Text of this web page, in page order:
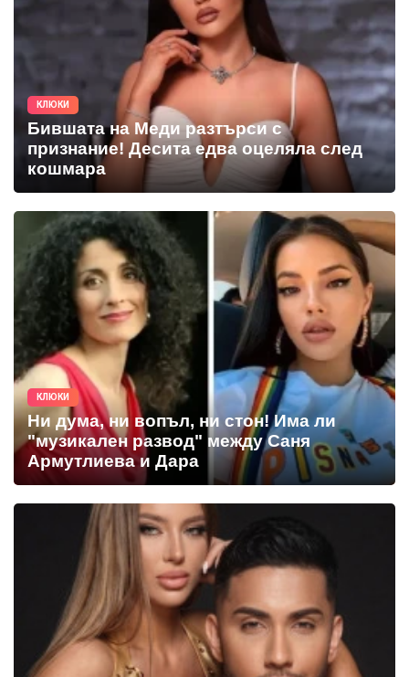
КЛЮКИ
Бившата на Меди разтърси с
признание! Десита едва оцеляла след
кошмара
КЛЮКИ
Ни дума, ни вопъл, ни стон! Има ли
"музикален развод" между Саня
Армутлиева и Дара